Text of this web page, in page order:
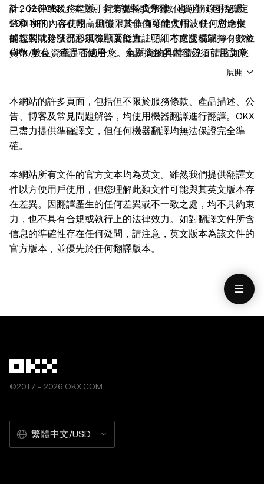
計、法律或稅務建議。持有數位貨幣/數位資產（包括穩定
幣和 NFT）存在較高風險，其價值可能大幅波動。您應根
據您的財務狀況和風險承受能力，仔細考慮交易或持有數位
貨幣/數位資產是否適合您。有關您的具體情況，請諮詢您
的法律/稅務/投資專業人士。本帖中的所有資訊（包括市場
據和圖表時已採取一切合理措施確保準確，但我們不對其中
可能存在的任何事實錯誤或遺漏承擔任何責任。OKX Web3
錢包和 OKX NFT 市場均受www.okx.com單獨服務條款的
約束。
© 2026 OKX。本文可全文複製或分發，也可摘錄不超過
100 字的內容使用，但僅限於非商業性使用。任何對全文
的複製或分發都必須在顯著位置註明「本文版權歸 © 2026
OKX 所有，經許可使用」。允許摘錄的內容必須引用文章
名稱並註明出處，例如「文章名稱，[作者姓名（如適
他使用。
展開
本網站的許多頁面，包括但不限於服務條款、產品描述、公
告、博客及常見問題解答，均使用機器翻譯進行翻譯。OKX
已盡力提供準確譯文，但任何機器翻譯均無法保證完全準
確。
本網站所有文件的官方文本均為英文。雖然我們提供翻譯文
件以方便用戶使用，但您理解此類文件可能與其英文版本存
在差異。因翻譯產生的任何差異或不一致之處，均不具約束
力，也不具有合規或執行上的法律效力。如對翻譯文件所含
信息的準確性存在任何疑問，請注意，英文版本為該文件的
官方版本，並優先於任何翻譯版本。
©2017 - 2026 OKX.COM
繁體中文/USD